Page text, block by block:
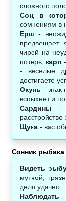
сложного
Сон, в
сомнениям в
Ерш -
предвещает
чирей на
потерь, карп
- веселые
достигаете
Окунь - знак
вспыхнет и
Сардины -
расстройство
Щука - вас
Сонник рыбака
Видеть
мутной,
дело удачно.